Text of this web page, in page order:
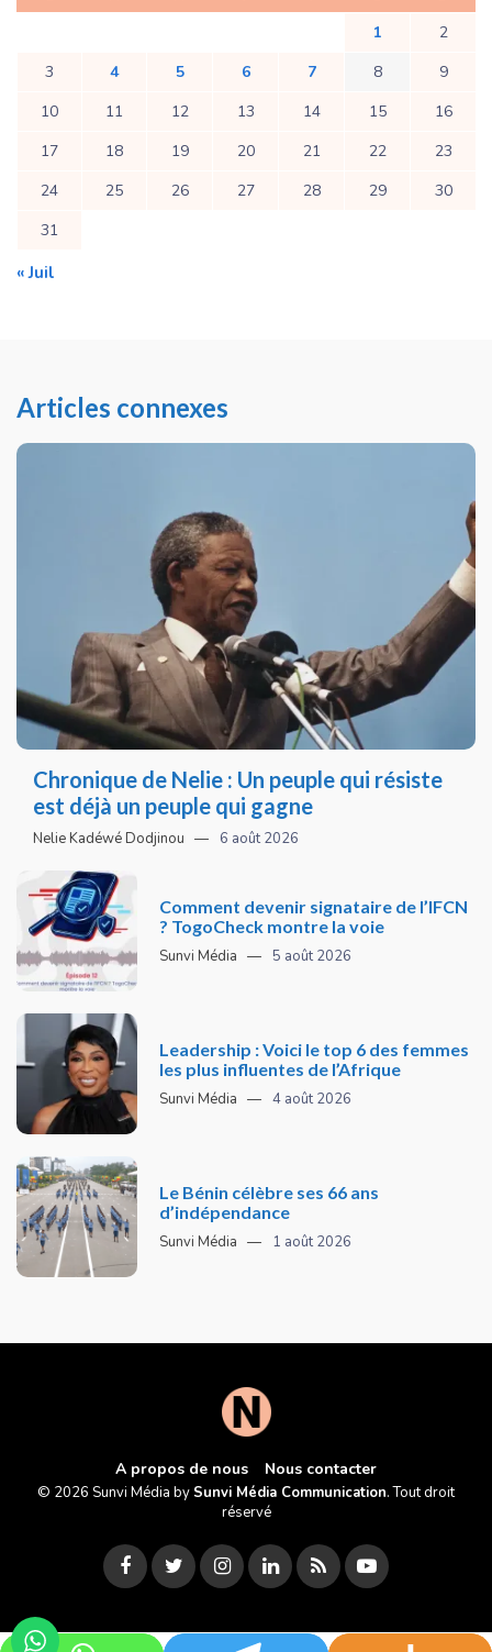
1
2
3
4 5 6 7 8
9
10
11 12 13 14 15
16
17
18 19 20 21 22
23
24
25 26 27 28 29
30
31
« Juil
Articles connexes
Chronique de Nelie : Un peuple qui résiste
est déjà un peuple qui gagne
Nelie Kadéwé Dodjinou 6 août 2026
Comment devenir signataire de l’IFCN
? TogoCheck montre la voie
Sunvi Média 5 août 2026
Leadership : Voici le top 6 des femmes
les plus influentes de l’Afrique
Sunvi Média 4 août 2026
Le Bénin célèbre ses 66 ans
d’indépendance
Sunvi Média 1 août 2026
A propos de nous Nous contacter
© 2026 Sunvi Média by Sunvi Média Communication. Tout droit
réservé